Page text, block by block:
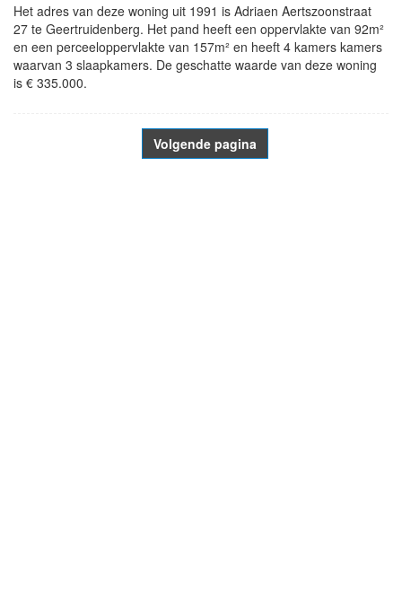
Het adres van deze woning uit 1991 is Adriaen Aertszoonstraat
27 te Geertruidenberg. Het pand heeft een oppervlakte van 92m²
en een perceeloppervlakte van 157m² en heeft 4 kamers kamers
waarvan 3 slaapkamers. De geschatte waarde van deze woning
is € 335.000.
Volgende pagina